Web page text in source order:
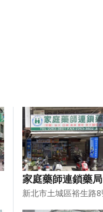
家庭藥師連鎖藥局